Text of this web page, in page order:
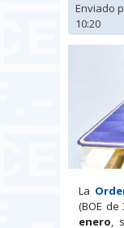
Enviado
10:20
La
(BOE de
enero,